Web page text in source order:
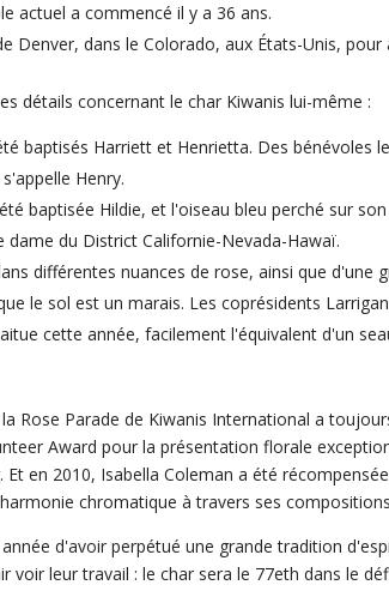
actuel a commencé il y a 36 ans.
Denver, dans le Colorado, aux États-Unis, pour
détails concernant le char Kiwanis lui-même :
baptisés Harriett et Henrietta. Des bénévoles
Henry.
baptisée Hildie, et l'oiseau bleu perché sur
du District Californie-Nevada-Hawaï.
différentes nuances de rose, ainsi que d'une
le sol est un marais. Les coprésidents
cette année, facilement l'équivalent d'un
Rose Parade de Kiwanis International a
Award pour la présentation florale
en 2010, Isabella Coleman a été
chromatique à travers ses
d'avoir perpétué une grande tradition
voir leur travail : le char sera le 77eth dans le